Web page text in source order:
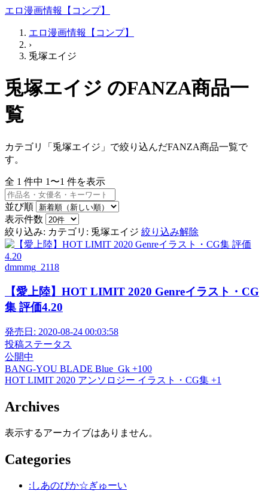
エロ漫画情報【コンプ】
エロ漫画情報【コンプ】
›
兎塚エイジ
兎塚エイジ のFANZA商品一
覧
カテゴリ「兎塚エイジ」で絞り込んだFANZA商品一覧で
す。
全 1 件中 1〜1 件を表示
並び順
表示件数
絞り込み: カテゴリ: 兎塚エイジ 絞り込み解除
dmmmg_2118
【愛上陸】HOT LIMIT 2020 Genreイラスト・CG
集 評価4.20
発売日: 2020-08-24 00:03:58
投稿ステータス
公開中
BANG-YOU BLADE Blue_Gk +100
HOT LIMIT 2020 アンソロジー イラスト・CG集 +1
Archives
表示するアーカイブはありません。
Categories
:しあのぴか☆ぎゅーい